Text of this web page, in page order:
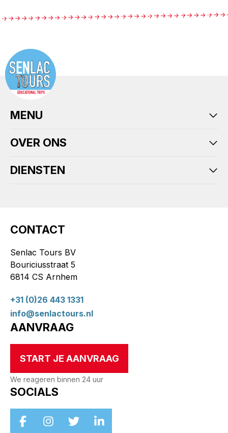
MENU
OVER ONS
DIENSTEN
CONTACT
Senlac Tours BV
Bouriciusstraat 5
6814 CS Arnhem
+31 (0)26 443 1331
info@senlactours.nl
AANVRAAG
START JE AANVRAAG
We reageren binnen 24 uur
SOCIALS